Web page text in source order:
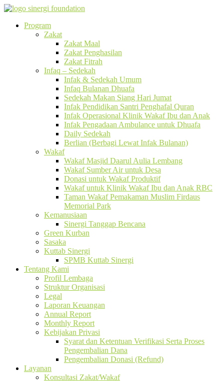
Program
Zakat
Zakat Maal
Zakat Penghasilan
Zakat Fitrah
Infaq – Sedekah
Infak & Sedekah Umum
Infaq Bulanan Dhuafa
Sedekah Makan Siang Hari Jumat
Infak Pendidikan Santri Penghafal Quran
Infak Operasional Klinik Wakaf Ibu dan Anak
Infak Pengadaan Ambulance untuk Dhuafa
Daily Sedekah
Berlian (Berbagi Lewat Infak Bulanan)
Wakaf
Wakaf Masjid Daarul Aulia Lembang
Wakaf Sumber Air untuk Desa
Donasi untuk Wakaf Produktif
Wakaf untuk Klinik Wakaf Ibu dan Anak RBC
Taman Wakaf Pemakaman Muslim Firdaus
Memorial Park
Kemanusiaan
Sinergi Tanggap Bencana
Green Kurban
Sasaka
Kuttab Sinergi
SPMB Kuttab Sinergi
Tentang Kami
Profil Lembaga
Struktur Organisasi
Legal
Laporan Keuangan
Annual Report
Monthly Report
Kebijakan Privasi
Syarat dan Ketentuan Verifikasi Serta Proses
Pengembalian Dana
Pengembalian Donasi (Refund)
Layanan
Konsultasi Zakat/Wakaf